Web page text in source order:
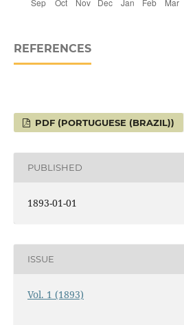
REFERENCES
PDF (PORTUGUESE (BRAZIL))
PUBLISHED
1893-01-01
ISSUE
Vol. 1 (1893)